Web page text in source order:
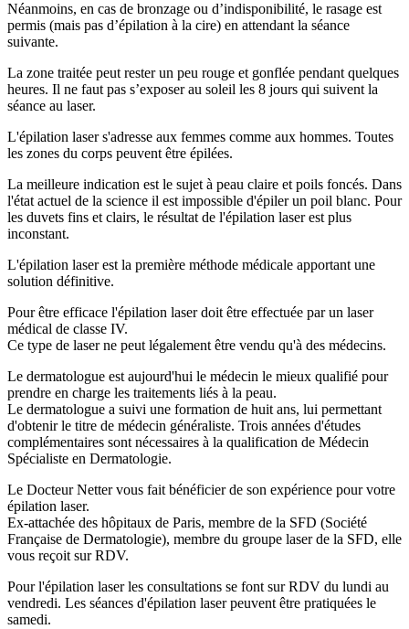
Néanmoins, en cas de bronzage ou d’indisponibilité, le rasage est
permis (mais pas d’épilation à la cire) en attendant la séance
suivante.
La zone traitée peut rester un peu rouge et gonflée pendant quelques
heures. Il ne faut pas s’exposer au soleil les 8 jours qui suivent la
séance au laser.
L'épilation laser s'adresse aux femmes comme aux hommes. Toutes
les zones du corps peuvent être épilées.
La meilleure indication est le sujet à peau claire et poils foncés. Dans
l'état actuel de la science il est impossible d'épiler un poil blanc. Pour
les duvets fins et clairs, le résultat de l'épilation laser est plus
inconstant.
L'épilation laser est la première méthode médicale apportant une
solution définitive.
Pour être efficace l'épilation laser doit être effectuée par un laser
médical de classe IV.
Ce type de laser ne peut légalement être vendu qu'à des médecins.
Le dermatologue est aujourd'hui le médecin le mieux qualifié pour
prendre en charge les traitements liés à la peau.
Le dermatologue a suivi une formation de huit ans, lui permettant
d'obtenir le titre de médecin généraliste. Trois années d'études
complémentaires sont nécessaires à la qualification de Médecin
Spécialiste en Dermatologie.
Le Docteur Netter vous fait bénéficier de son expérience pour votre
épilation laser.
Ex-attachée des hôpitaux de Paris, membre de la SFD (Société
Française de Dermatologie), membre du groupe laser de la SFD, elle
vous reçoit sur RDV.
Pour l'épilation laser les consultations se font sur RDV du lundi au
vendredi. Les séances d'épilation laser peuvent être pratiquées le
samedi.